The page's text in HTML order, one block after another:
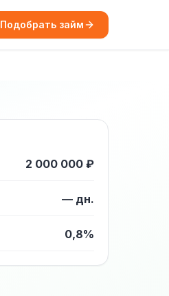
Подобрать займ
2 000 000 ₽
— дн.
0,8%